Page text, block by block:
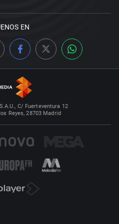
EN
C/ Fuerteventura 12
Reyes, 28703 Madrid